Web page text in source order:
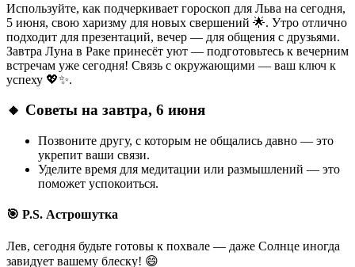
Используйте, как подчеркивает гороскоп для Льва на сегодня,
5 июня, свою харизму для новых свершений 🌟. Утро отлично
подходит для презентаций, вечер — для общения с друзьями.
Завтра Луна в Раке принесёт уют — подготовьтесь к вечерним
встречам уже сегодня! Связь с окружающими — ваш ключ к
успеху 💖✨.
🔸 Советы на завтра, 6 июня
Позвоните другу, с которым не общались давно — это
укрепит ваши связи.
Уделите время для медитации или размышлений — это
поможет успокоиться.
🎯 P.S. Астрошутка
Лев, сегодня будьте готовы к похвале — даже Солнце иногда
завидует вашему блеску! 😄